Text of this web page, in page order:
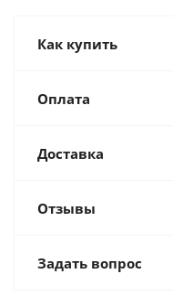
Как купить
Оплата
Доставка
Отзывы
Задать вопрос